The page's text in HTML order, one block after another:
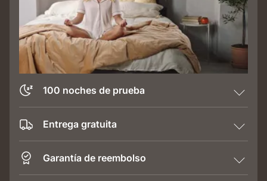
100 noches de prueba
Entrega gratuita
Garantía de reembolso